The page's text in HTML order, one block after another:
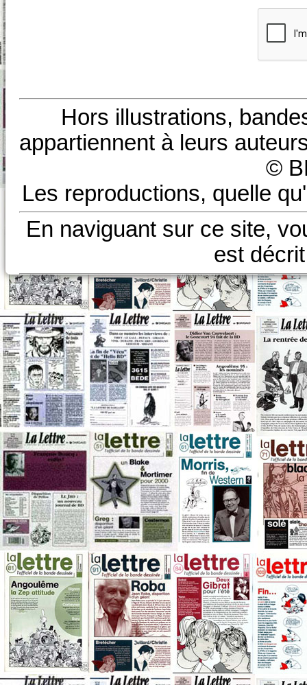
Hors illustrations,
appartiennent à leurs
©
Les reproductions, quelle
En naviguant sur ce site,
est